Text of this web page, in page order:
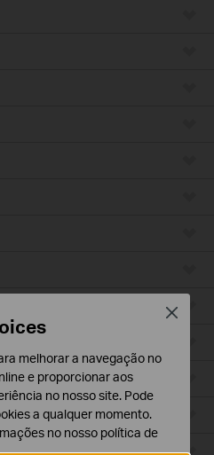
melhorar a navegação no
e proporcionar aos
no nosso site. Pode
a qualquer momento.
no nosso política de
Close